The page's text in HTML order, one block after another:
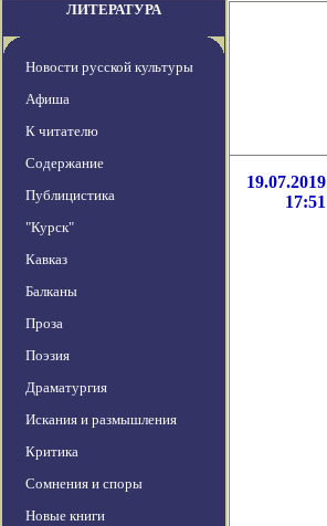
ЛИТЕРАТУРА
Новости русской культуры
Афиша
К читателю
Содержание
Публицистика
"Курск"
Кавказ
Балканы
Проза
Поэзия
Драматургия
Искания и размышления
Критика
Сомнения и споры
Новые книги
19.07.2019
17:51